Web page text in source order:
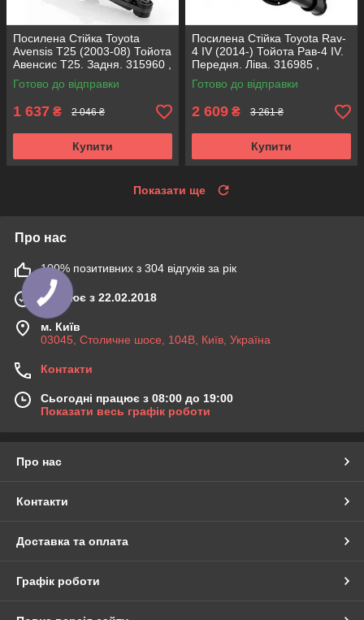
Посилена Стійка Toyota
Avensis T25 (2003-08) Тойота
Авенсис Т25. Задня. 315960 ,
341815 KOREA Аксусс!
Готово до відправки
1 637 ₴ 2 046 ₴
Купити
Посилена Стійка Toyota Rav-
4 IV (2014-) Тойота Рав-4 IV.
Передня. Ліва. 316985 ,
339335 KOREA Аксусс!
Готово до відправки
2 609 ₴ 3 261 ₴
Купити
Показати ще
Про нас
100% позитивних з 304 відгуків за рік
Працює з 22.02.2018
м. Київ
03045, Столичне шосе, 104B, Київ, Україна
Контакти
Сьогодні працює з 08:00 до 19:00
Показати весь графік роботи
Про нас
Контакти
Доставка та оплата
Графік роботи